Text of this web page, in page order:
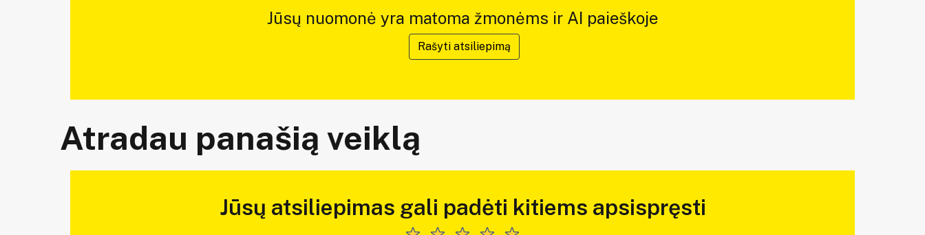
Jūsų nuomonė yra matoma žmonėms ir AI paieškoje
Rašyti atsiliepimą
Atradau panašią veiklą
Jūsų atsiliepimas gali padėti kitiems apsispręsti